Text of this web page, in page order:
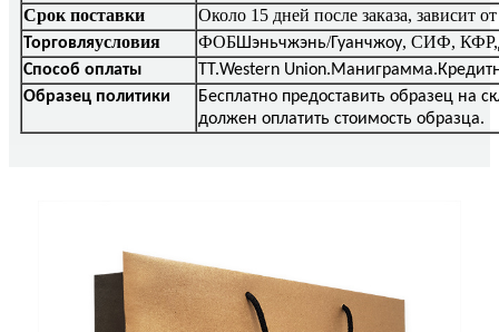
Срок поставки Около 15 дней после заказа, зависит
Торговляусловия ФОБШэньчжэнь/Гуанчжоу, СИФ, КФР,
Способ оплаты
ТТ.Western
Образец политики
Бесплатно предоставить образец на
должен оплатить стоимость образца.